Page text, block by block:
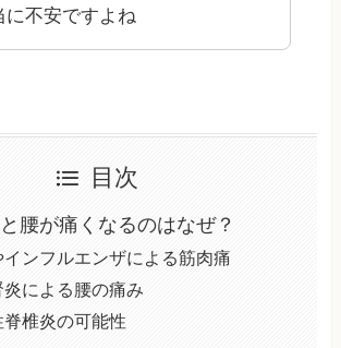
に不安ですよね
目次
腰が痛くなるのはなぜ？
インフルエンザによる筋肉痛
による腰の痛み
椎炎の可能性